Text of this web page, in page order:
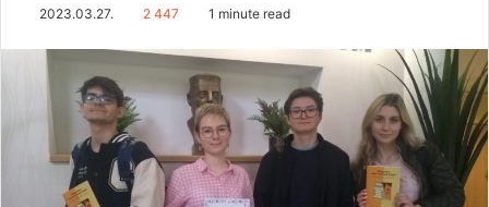
2023.03.27. 2 447 1 minute read